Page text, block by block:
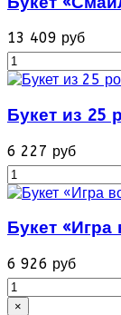
13 409 руб
Букет из 25
6 227 руб
Букет
6 926 руб
×